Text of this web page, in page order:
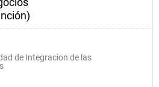
de Integracion de las